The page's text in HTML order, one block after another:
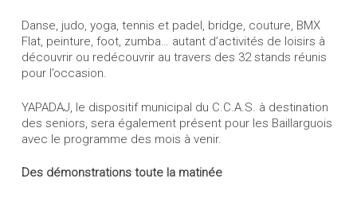
Danse, judo, yoga, tennis et padel, bridge, couture, BMX
Flat, peinture, foot, zumba… autant d’activités de loisirs à
découvrir ou redécouvrir au travers des 32 stands réunis
pour l’occasion.
YAPADAJ, le dispositif municipal du C.C.A.S. à destination
des seniors, sera également présent pour les Baillarguois
avec le programme des mois à venir.
Des démonstrations toute la matinée